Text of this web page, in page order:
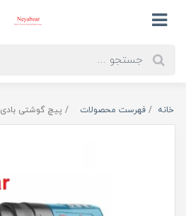
خانه فهرست محصولات پیچ گوشتی بادی 1/4 اینچ 2514 رونیکس